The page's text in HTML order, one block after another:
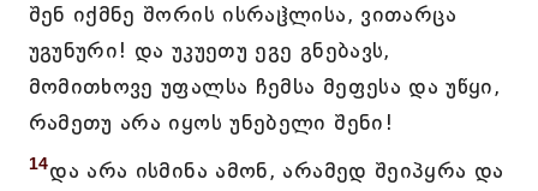
შენ იქმნე შორის ისრაჱლისა, ვითარცა
უგუნური! და უკუეთუ ეგე გნებავს,
მომითხოვე უფალსა ჩემსა მეფესა და უწყი,
რამეთუ არა იყოს უნებელი შენი!
14და არა ისმინა ამონ, არამედ შეიპყრა და